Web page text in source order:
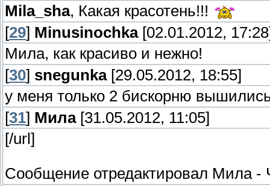
Mila_sha, Какая красотень!!!
[29] Minusinochka[02.01.2012,
Мила, как красиво и нежно!
[30] snegunka[29.05.2012, 18:55]
у меня только 2 бискорню
[31] Мила[31.05.2012, 11:05]
[/url]
Сообщение отредактировал Мила-